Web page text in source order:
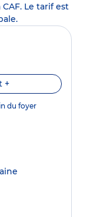
Le tarif est
+
du foyer